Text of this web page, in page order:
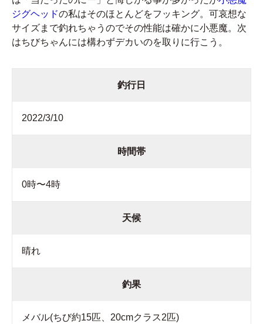
ジグヘッドの私はそのほとんどをフッキング。可哀想な
サイズまで釣れちゃうのでその性能は確かに小悪魔。次
はちびちゃんには構わずデカいのを取りに行こう。
釣行日
2022/3/10
時間帯
0時〜4時
天候
晴れ
釣果
メバル(ちび約15匹、20cmクラス2匹)